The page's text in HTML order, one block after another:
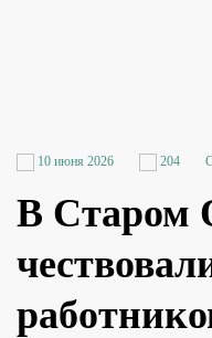
10 июня 2026 204
В Старом